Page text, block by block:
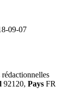
09-07
92120, Pays FR